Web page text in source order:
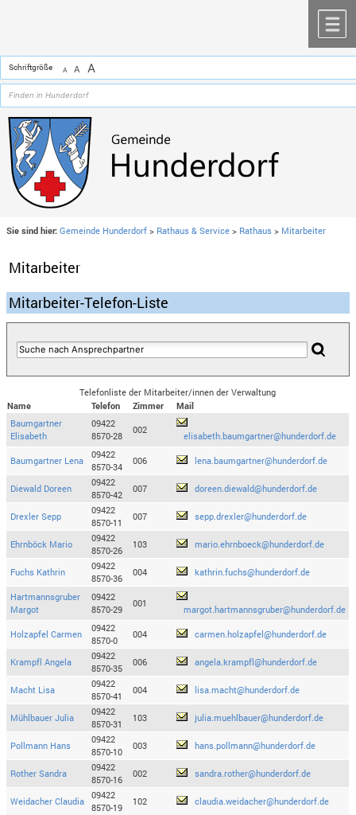
Schriftgröße A A A
Sie sind hier: Gemeinde Hunderdorf > Rathaus & Service > Rathaus > Mitarbeiter
Mitarbeiter
Mitarbeiter-Telefon-Liste
Telefonliste der Mitarbeiter/innen der Verwaltung
Name
Telefon Zimmer
Mail
Baumgartner
Elisabeth
09422
8570-28
002
elisabeth.baumgartner@hunderdorf.de
Baumgartner Lena
09422
8570-34
006 lena.baumgartner@hunderdorf.de
Diewald Doreen
09422
8570-42
007 doreen.diewald@hunderdorf.de
Drexler Sepp
09422
8570-11
007 sepp.drexler@hunderdorf.de
Ehrnböck Mario
09422
8570-26
103 mario.ehrnboeck@hunderdorf.de
Fuchs Kathrin
09422
8570-36
004 kathrin.fuchs@hunderdorf.de
Hartmannsgruber
Margot
09422
8570-29
001
margot.hartmannsgruber@hunderdorf.de
Holzapfel Carmen
09422
8570-0
004 carmen.holzapfel@hunderdorf.de
Krampfl Angela
09422
8570-35
006 angela.krampfl@hunderdorf.de
Macht Lisa
09422
8570-41
004 lisa.macht@hunderdorf.de
Mühlbauer Julia
09422
8570-31
103 julia.muehlbauer@hunderdorf.de
Pollmann Hans
09422
8570-10
003 hans.pollmann@hunderdorf.de
Rother Sandra
09422
8570-16
002 sandra.rother@hunderdorf.de
Weidacher Claudia
09422
8570-19
102 claudia.weidacher@hunderdorf.de